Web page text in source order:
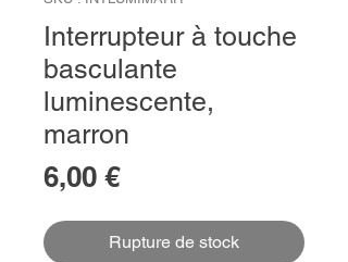
Interrupteur à touche
basculante
luminescente,
marron
6,00 €Prix
Rupture de stock